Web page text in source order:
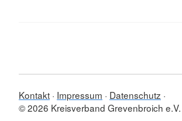
Kontakt Impressum
Datenschutz
© 2026 Kreisverband Grevenbroich e.V.